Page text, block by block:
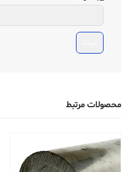
محصولات مرتبط